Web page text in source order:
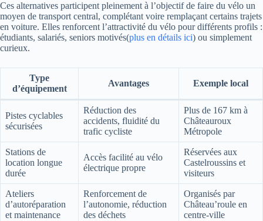
Ces alternatives participent pleinement à l’objectif de faire du vélo un
moyen de transport central, complétant voire remplaçant certains trajets
en voiture. Elles renforcent l’attractivité du vélo pour différents profils :
étudiants, salariés, seniors motivés(plus en détails ici) ou simplement
curieux.
Type
d’équipement
Avantages Exemple local
Pistes cyclables
sécurisées
Réduction des
accidents, fluidité du
trafic cycliste
Plus de 167 km à
Châteauroux
Métropole
Stations de
location longue
durée
Accès facilité au vélo
électrique propre
Réservées aux
Castelroussins et
visiteurs
Ateliers
d’autoréparation
et maintenance
Renforcement de
l’autonomie, réduction
des déchets
Organisés par
Château’roule en
centre-ville